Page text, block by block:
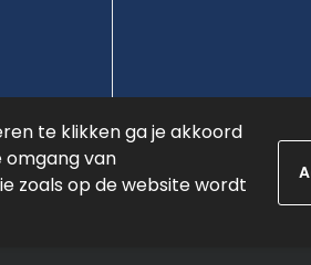
2025
te klikken ga je akkoord
omgang van
zoals op de website wordt